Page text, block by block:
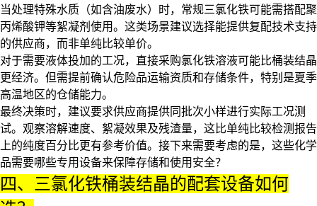
当处理特殊水质（如含油废水）时，常规三氯化铁可能需搭配聚
丙烯酸钾等絮凝剂 使用。这类场景建议选择能提供复配技术支持
的供应商，而非单纯比较单价。
对于需要液体投加的工况，直接采购氯化铁溶液可能比桶装结晶
更经济。但需提前确认危险品运输资质和存储条件，特别是夏季
高温地区的仓储能力。
最终决策时，建议要求供应商提供同批次小样进行实际工况测
试。观察溶解速度、絮凝效果及残渣量，这比单纯比较检测报告
上的纯度百分比更有参考价值。接下来需要考虑的是，这些化学
品需要哪些专用设备来保障存储和使用安全？
四、三氯化铁桶装结晶的配套设备如何